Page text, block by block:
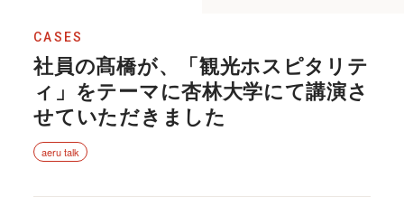
CASES
社員の髙橋が、「観光ホスピタリテ
ィ」をテーマに杏林大学にて講演さ
せていただきました
aeru talk